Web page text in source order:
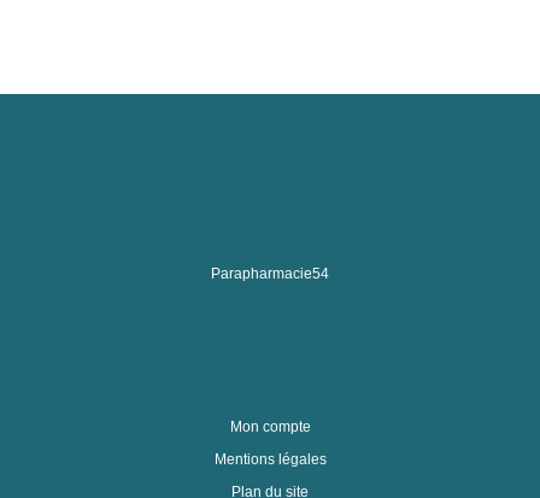
Parapharmacie54
Mon compte
Mentions légales
Plan du site